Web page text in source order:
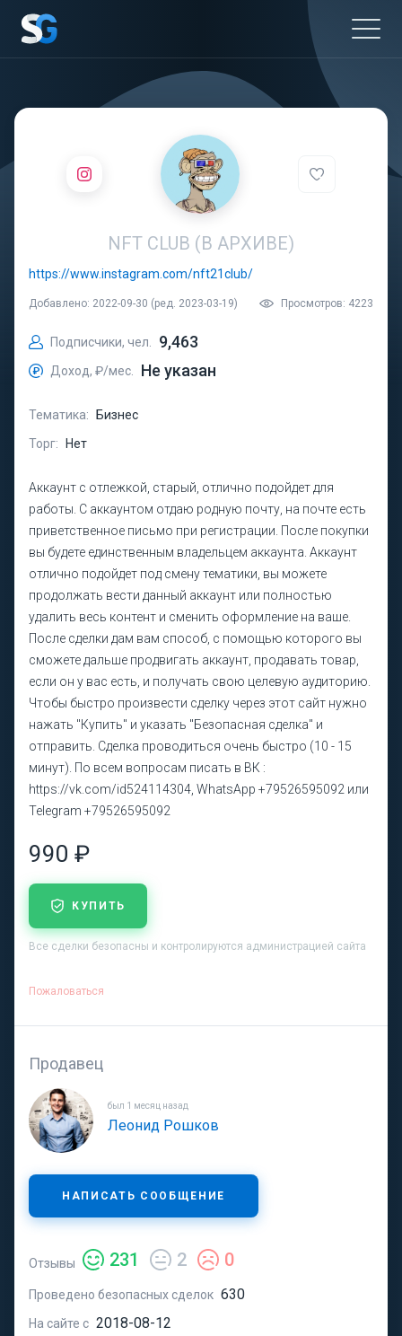
NFT CLUB (В АРХИВЕ)
https://www.instagram.com/nft21club/
Добавлено: 2022-09-30 (ред. 2023-03-19) Просмотров: 4223
Подписчики, чел. 9,463
Доход, ₽/мес. Не указан
Тематика:
Бизнес
Торг:
Нет
Аккаунт с отлежкой, старый, отлично подойдет для
работы. С аккаунтом отдаю родную почту, на почте есть
приветственное письмо при регистрации. После покупки
вы будете единственным владельцем аккаунта. Аккаунт
отлично подойдет под смену тематики, вы можете
продолжать вести данный аккаунт или полностью
удалить весь контент и сменить оформление на ваше.
После сделки дам вам способ, с помощью которого вы
сможете дальше продвигать аккаунт, продавать товар,
если он у вас есть, и получать свою целевую аудиторию.
Чтобы быстро произвести сделку через этот сайт нужно
нажать "Купить" и указать "Безопасная сделка" и
отправить. Сделка проводиться очень быстро (10 - 15
минут). По всем вопросам писать в ВК :
https://vk.com/id524114304, WhatsApp +79526595092 или
Telegram +79526595092
990 ₽
КУПИТЬ
Все сделки безопасны и контролируются администрацией сайта
Пожаловаться
Продавец
был 1 месяц назад
Леонид Рошков
НАПИСАТЬ СООБЩЕНИЕ
Отзывы 231 2 0
Проведено безопасных сделок 630
На сайте с 2018-08-12